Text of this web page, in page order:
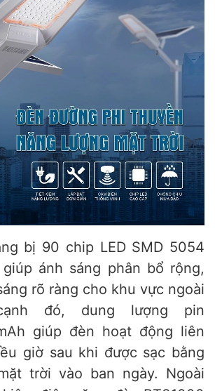
bị 90 chip LED SMD 5054
ánh sáng phân bổ rộng,
rõ ràng cho khu vực ngoài
đó, dung lượng pin
giúp đèn hoạt động liên
giờ sau khi được sạc bằng
trời vào ban ngày. Ngoài